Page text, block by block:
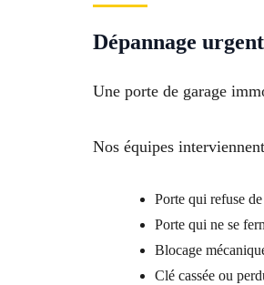
Dépannage
Une porte de garage
Nos équipes
Porte qui refuse
Porte qui ne se
Blocage
Clé cassée ou